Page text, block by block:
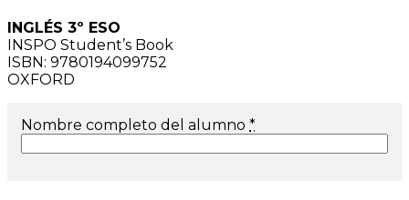
INGLÉS 3º ESO
INSPO Student’s Book
ISBN: 9780194099752
OXFORD
Nombre completo del alumno *